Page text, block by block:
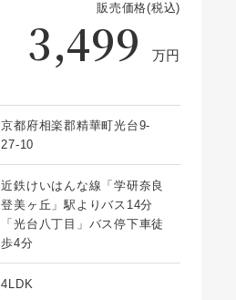
販売価格(税込)
3,499 万円
京都府相楽郡精華町光台9-
27-10
近鉄けいはんな線「学研奈良
登美ヶ丘」駅よりバス14分
「光台八丁目」バス停下車徒
歩4分
4LDK